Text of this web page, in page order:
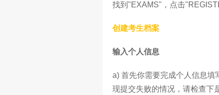
找到"EXAMS"，点击
创建考生档案
输入个人信息
a) 首先你需要完成个人信息
现提交失败的情况，请检查下